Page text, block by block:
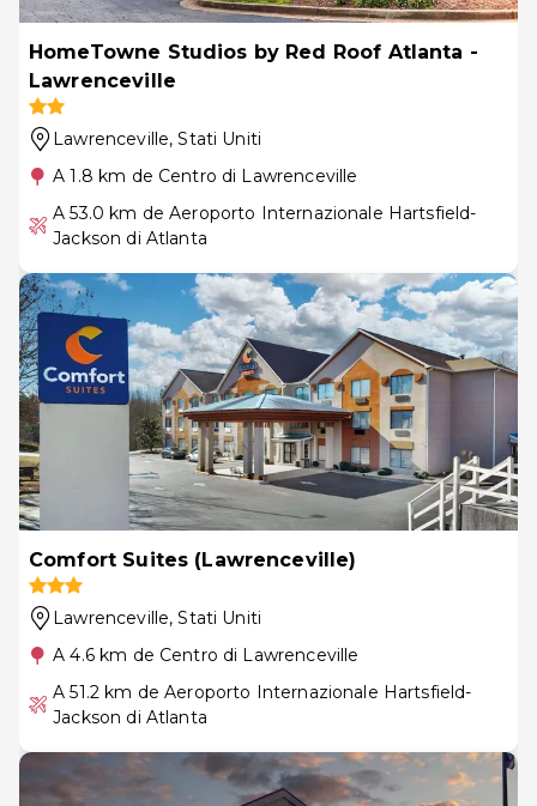
HomeTowne Studios by Red Roof Atlanta -
Lawrenceville
Lawrenceville, Stati Uniti
A 1.8 km de Centro di Lawrenceville
A 53.0 km de Aeroporto Internazionale Hartsfield-
Jackson di Atlanta
Comfort Suites (Lawrenceville)
Lawrenceville, Stati Uniti
A 4.6 km de Centro di Lawrenceville
A 51.2 km de Aeroporto Internazionale Hartsfield-
Jackson di Atlanta